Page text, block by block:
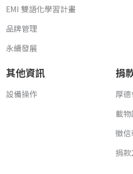
EMI 雙語化學習計畫
品牌管理
永續發展
其他資訊
設備操作
捐
厚
載
徵
捐